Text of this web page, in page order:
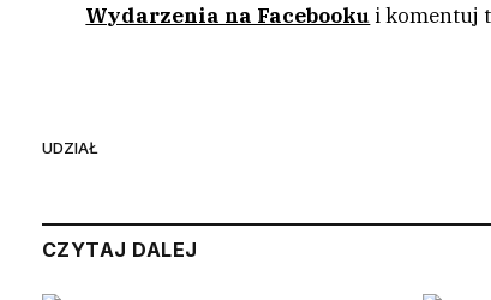
Wydarzenia na Facebooku i komentuj
UDZIAŁ
CZYTAJ DALEJ